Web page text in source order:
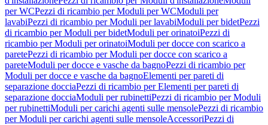
per WCPezzi di ricambio per Moduli per WCModuli per
lavabiPezzi di ricambio per Moduli per lavabiModuli per bidetPezzi
di ricambio per Moduli per bidetModuli per orinatoiPezzi di
ricambio per Moduli per orinatoiModuli per docce con scarico a
paretePezzi di ricambio per Moduli per docce con scarico a
pareteModuli per docce e vasche da bagnoPezzi di ricambio per
Moduli per docce e vasche da bagnoElementi per pareti di
separazione docciaPezzi di ricambio per Elementi per pareti di
separazione docciaModuli per rubinettiPezzi di ricambio per Moduli
per rubinettiModuli per carichi agenti sulle mensolePezzi di ricambio
per Moduli per carichi agenti sulle mensoleAccessoriPezzi di